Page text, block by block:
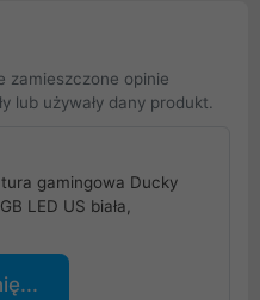
zamieszczone opinie
lub używały dany produkt.
gamingowa Ducky
LED US biała,